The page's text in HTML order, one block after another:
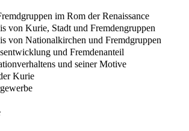
im Rom der Renaissance
von Kurie, Stadt und Fremdengruppen
von Nationalkirchen und Fremdgruppen
und Fremdenanteil
und seiner Motive
Kurie